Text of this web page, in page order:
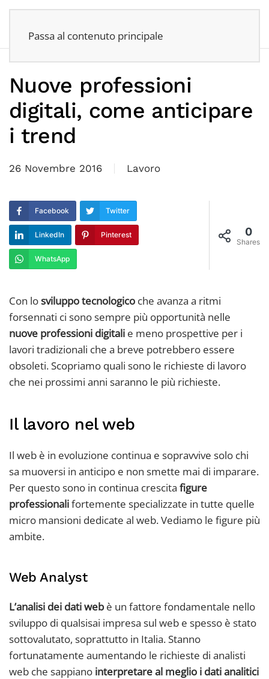
Passa al contenuto principale
Nuove professioni
digitali, come anticipare
i trend
26 Novembre 2016 Lavoro
0
Shares
Facebook Twitter
LinkedIn Pinterest
WhatsApp
Con losviluppo tecnologico che avanza a ritmi
forsennati ci sono sempre più opportunità nelle
nuove professioni digitali e meno prospettive per i
lavori tradizionali che a breve potrebbero essere
obsoleti. Scopriamo quali sono le richieste di lavoro
che nei prossimi anni saranno le più richieste.
Il lavoro nel web
Il web è in evoluzione continua e sopravvive solo chi
sa muoversi in anticipo e non smette mai di imparare.
Per questo sono in continua crescita figure
professionalifortemente specializzate in tutte quelle
micro mansioni dedicate al web. Vediamo le figure più
ambite.
Web Analyst
L’analisi dei dati web è un fattore fondamentale nello
sviluppo di qualsisai impresa sul web e spesso è stato
sottovalutato, soprattutto in Italia. Stanno
fortunatamente aumentando le richieste di analisti
web che sappiano interpretare al meglio i dati analitici